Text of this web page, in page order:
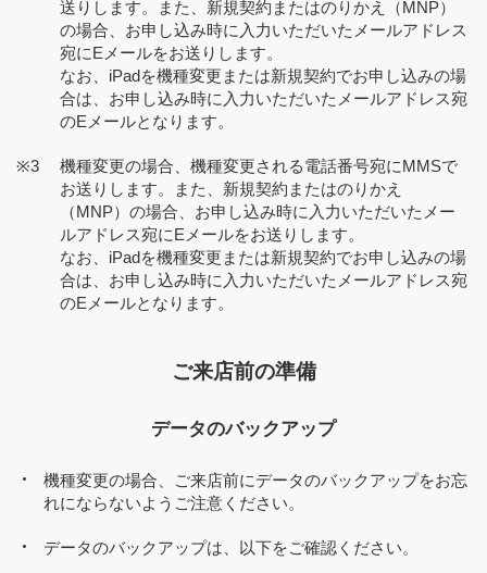
送りします。また、新規契約またはのりかえ（MNP）
の場合、お申し込み時に入力いただいたメールアドレス
宛にEメールをお送りします。
なお、iPadを機種変更または新規契約でお申し込みの場
合は、お申し込み時に入力いただいたメールアドレス宛
のEメールとなります。
機種変更の場合、機種変更される電話番号宛にMMSで
お送りします。また、新規契約またはのりかえ
（MNP）の場合、お申し込み時に入力いただいたメー
ルアドレス宛にEメールをお送りします。
なお、iPadを機種変更または新規契約でお申し込みの場
合は、お申し込み時に入力いただいたメールアドレス宛
のEメールとなります。
ご来店前の準備
データのバックアップ
機種変更の場合、ご来店前にデータのバックアップをお忘
れにならないようご注意ください。
データのバックアップは、以下をご確認ください。